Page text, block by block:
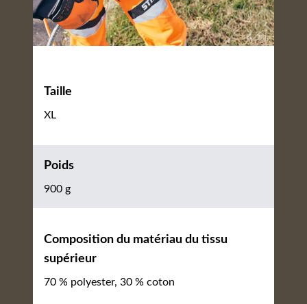
Taille
XL
Poids
900 g
Composition du matériau du tissu
supérieur
70 % polyester, 30 % coton